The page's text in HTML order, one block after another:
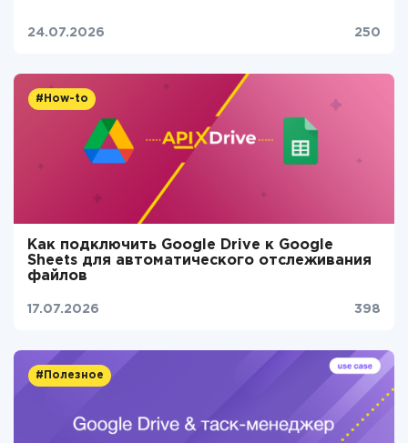
24.07.2026 250
#How-to
Как подключить Google Drive к Google
Sheets для автоматического отслеживания
файлов
17.07.2026 398
#Полезное